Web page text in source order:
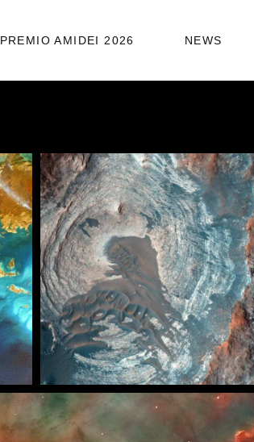
PREMIO AMIDEI 2026 NEWS